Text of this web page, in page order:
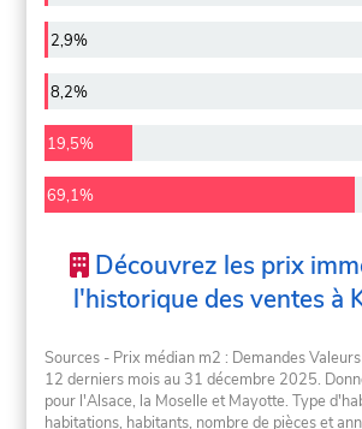
2,9%
8,2%
19,5%
69,1%
Découvrez les prix
l'historique des ventes à
Sources - Prix médian m2 : Demandes
12 derniers mois au 31 décembre 2025.
pour l'Alsace, la Moselle et Mayotte. Type
habitations, habitants, nombre de pièces et